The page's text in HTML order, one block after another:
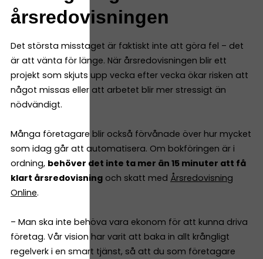
årsredovisningen
Det största misstaget är faktiskt inte att göra fel – det
är att vänta för länge. När årsredovisningen blir ett
projekt som skjuts upp vecka efter vecka ökar risken att
något missas eller att arbetet blir mer stressigt än
nödvändigt.
Många företagare blir också förvånade över hur mycket
som idag går att automatisera. Om bokföringen är i
ordning, behöver det inte ta mer än 15 minuter att få
klart årsredovisning och skatt med Årsredovisning
Online.
– Man ska inte behöva vara ekonom för att kunna driva
företag. Vår vision har varit att baka in allt krångligt
regelverk i en smart tjänst, så att du som företagare